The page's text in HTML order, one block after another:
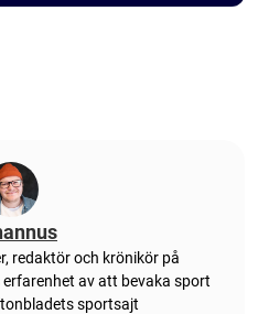
redaktör och krönikör på
av att bevaka sport
sportsajt